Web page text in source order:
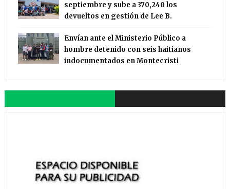
septiembre y sube a 370,240 los
devueltos en gestión de Lee B.
Envían ante el Ministerio Público a
hombre detenido con seis haitianos
indocumentados en Montecristi